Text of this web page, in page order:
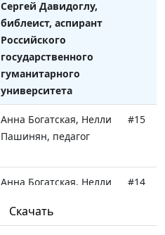
Сергей Давидоглу,
библеист, аспирант
Российского
государственного
гуманитарного
университета
Анна Богатская, Нелли
Пашинян, педагог
#15
Анна Богатская, Нелли
#14
Анна Богатская, Нелли
#13
Скачать